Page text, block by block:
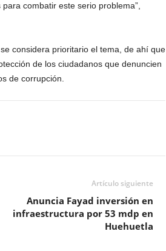
combatir este serio problema”,
considera prioritario el tema, de ahí que
de los ciudadanos que denuncien
de corrupción.
Artículo siguiente
Anuncia Fayad inversión en
infraestructura por 53 mdp en
Huehuetla